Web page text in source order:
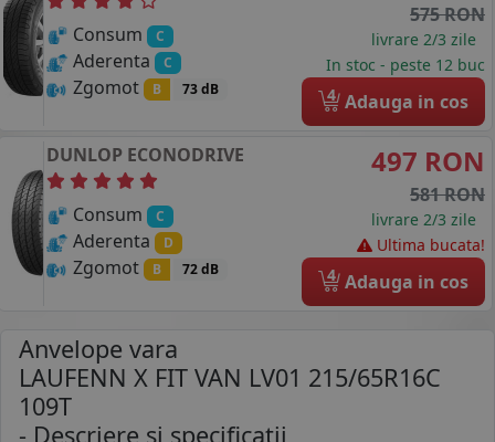
Consum C
Aderenta C
Zgomot B 73 dB
575 RON
livrare 2/3 zile
In stoc - peste 12 buc
4 Adauga in cos
DUNLOP ECONODRIVE
Consum C
Aderenta D
Zgomot B 72 dB
497 RON
581 RON
livrare 2/3 zile
Ultima bucata!
4 Adauga in cos
Anvelope vara
LAUFENN X FIT VAN LV01 215/65R16C
109T
- Descriere si specificatii